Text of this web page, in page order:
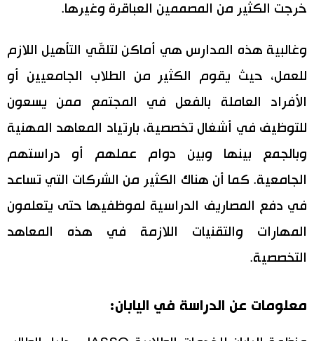
خرجت الكثير من المصممين العباقرة وغيرها.
وغالبية هذه المدارس هي أماكن لتلقّي التأهيل اللازم
للعمل، حيث يقوم الكثير من الطلاب الجامعيين أو
الأفراد العاملة بالفعل في المجتمع ممن يسعون
للتوظيف في أشغال تخصصية، بارتياد المعاهد المهنية
وبالجمع بينها وبين دوام عملهم أو دراستهم
الجامعية. كما أن هناك الكثير من الشركات التي تساعد
في دفع المصاريف الدراسية لموظفيها حتى يتعلمون
المهارات والتقنيات اللازمة في هذه المعاهد
التخصصية.
معلومات عن الدراسة في اليابان: